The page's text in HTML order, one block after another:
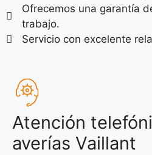
Ofrecemos una garantía
trabajo.
Servicio con excelente
Atención
averías Vaillant